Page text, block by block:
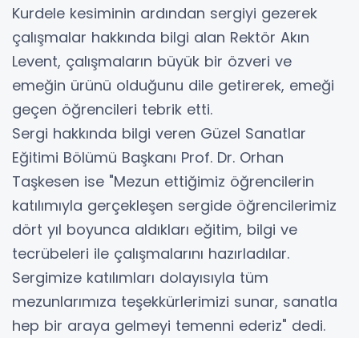
Kurdele kesiminin ardından sergiyi gezerek
çalışmalar hakkında bilgi alan Rektör Akın
Levent, çalışmaların büyük bir özveri ve
emeğin ürünü olduğunu dile getirerek, emeği
geçen öğrencileri tebrik etti.
Sergi hakkında bilgi veren Güzel Sanatlar
Eğitimi Bölümü Başkanı Prof. Dr. Orhan
Taşkesen ise "Mezun ettiğimiz öğrencilerin
katılımıyla gerçekleşen sergide öğrencilerimiz
dört yıl boyunca aldıkları eğitim, bilgi ve
tecrübeleri ile çalışmalarını hazırladılar.
Sergimize katılımları dolayısıyla tüm
mezunlarımıza teşekkürlerimizi sunar, sanatla
hep bir araya gelmeyi temenni ederiz" dedi.